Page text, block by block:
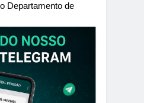
Departamento de